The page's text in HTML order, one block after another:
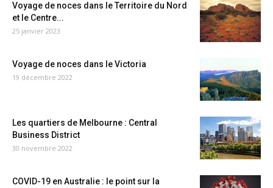
Voyage de noces dans le Territoire du Nord
et le Centre...
25 janvier 2023
Voyage de noces dans le Victoria
19 décembre 2022
Les quartiers de Melbourne : Central
Business District
30 novembre 2022
COVID-19 en Australie : le point sur la